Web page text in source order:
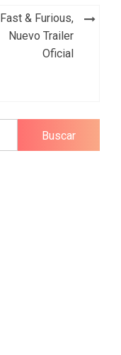
Fast & Furious,
Nuevo Trailer
Oficial